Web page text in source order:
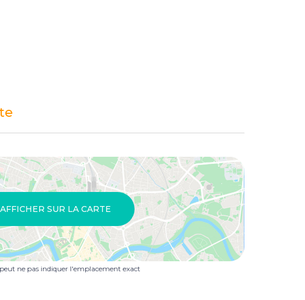
AFFICHER SUR LA CARTE
ne pas indiquer l'emplacement exact